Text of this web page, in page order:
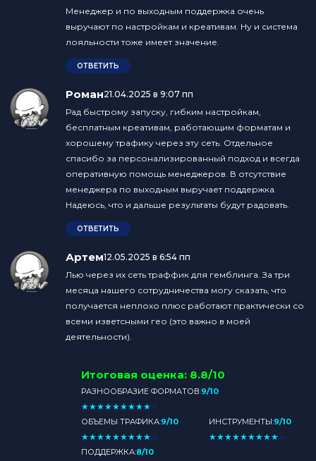
Менеджер и по выходным поддержка очень
выручают по настройкам и креативам. Ну и система
лояльности тоже имеет значение.
ОТВЕТИТЬ
Роман:21.04.2025 в 9:07 пп
Рад быстрому запуску, гибким настройкам,
бесплатным креативам, работающим форматам и
хорошему трафику через эту сеть. Отдельное
спасибо за персонализированный подход и всегда
оперативную помощь менеджеров. В отсутствие
менеджера по выходным выручает поддержка.
Надеюсь, что и дальше результаты будут радовать.
ОТВЕТИТЬ
Артем:12.05.2025 в 6:54 пп
Лью через их сеть траффик для гемблинга. За три
месяца нашего сотрудничества могу сказать, что
получается неплохо плюс работают практически со
всеми изветсными гео (это важно в моей
деятельности).
РАЗНООБРАЗИЕ ФОРМАТОВ:9/10
★★★★★★★★★ ★
ОБЪЕМЫ ТРАФИКА:9/10
★★★★★★★★★ ★
ИНСТРУМЕНТЫ:9/10
★★★★★★★★★ ★
ПОДДЕРЖКА:8/10
Итоговая оценка: 8.8/10